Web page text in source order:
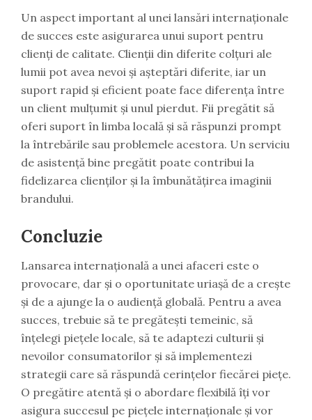
Un aspect important al unei lansări internaționale
de succes este asigurarea unui suport pentru
clienți de calitate. Clienții din diferite colțuri ale
lumii pot avea nevoi și așteptări diferite, iar un
suport rapid și eficient poate face diferența între
un client mulțumit și unul pierdut. Fii pregătit să
oferi suport în limba locală și să răspunzi prompt
la întrebările sau problemele acestora. Un serviciu
de asistență bine pregătit poate contribui la
fidelizarea clienților și la îmbunătățirea imaginii
brandului.
Concluzie
Lansarea internațională a unei afaceri este o
provocare, dar și o oportunitate uriașă de a crește
și de a ajunge la o audiență globală. Pentru a avea
succes, trebuie să te pregătești temeinic, să
înțelegi piețele locale, să te adaptezi culturii și
nevoilor consumatorilor și să implementezi
strategii care să răspundă cerințelor fiecărei piețe.
O pregătire atentă și o abordare flexibilă îți vor
asigura succesul pe piețele internaționale și vor